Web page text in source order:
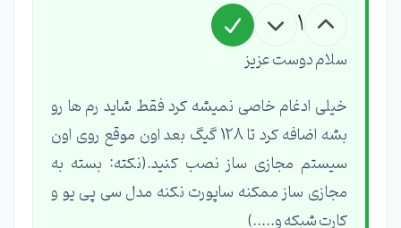
1
سلام دوست عزیز
خیلی ادغام خاصی نمیشه کرد فقط شاید رم ها رو
بشه اضافه کرد تا 128 گیگ بعد اون موقع روی اون
سیستم مجازی ساز نصب کنید.(نکته: بسته به
مجازی ساز ممکنه ساپورت نکنه مدل سی پی یو و
کارت شبکه و.....)